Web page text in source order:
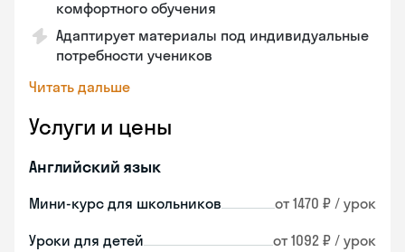
комфортного обучения
Адаптирует материалы под индивидуальные
потребности учеников
Читать дальше
Услуги и цены
Английский язык
Мини-курс для школьников от 1470 ₽ / урок
Уроки для детей от 1092 ₽ / урок